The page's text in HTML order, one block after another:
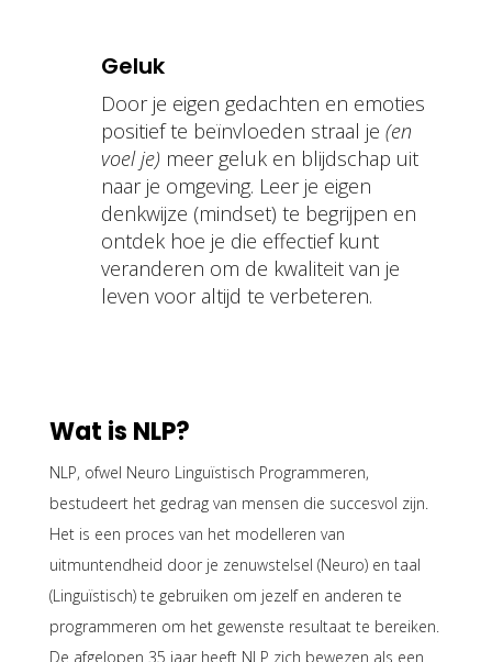
Geluk
Door je eigen gedachten en emoties
positief te beïnvloeden straal je (en
voel je) meer geluk en blijdschap uit
naar je omgeving. Leer je eigen
denkwijze (mindset) te begrijpen en
ontdek hoe je die effectief kunt
veranderen om de kwaliteit van je
leven voor altijd te verbeteren.
Wat is NLP?
NLP, ofwel Neuro Linguïstisch Programmeren,
bestudeert het gedrag van mensen die succesvol zijn.
Het is een proces van het modelleren van
uitmuntendheid door je zenuwstelsel (Neuro) en taal
(Linguïstisch) te gebruiken om jezelf en anderen te
programmeren om het gewenste resultaat te bereiken.
De afgelopen 35 jaar heeft NLP zich bewezen als een